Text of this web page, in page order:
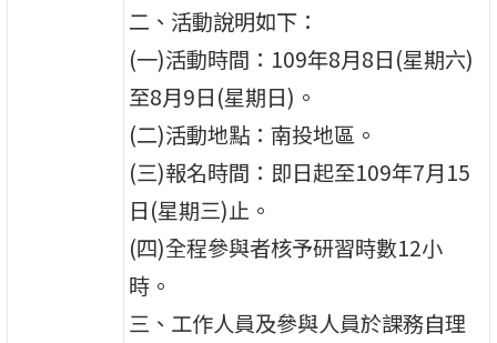
二、活動說明如下：
(一)活動時間：109年8月8日(星期六)
至8月9日(星期日)。
(二)活動地點：南投地區。
(三)報名時間：即日起至109年7月15
日(星期三)止。
(四)全程參與者核予研習時數12小
時。
三、工作人員及參與人員於課務自理